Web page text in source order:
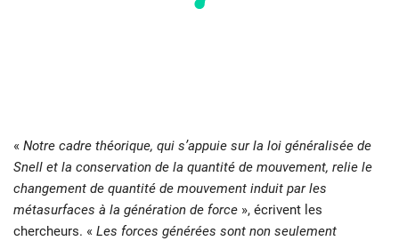
« Notre cadre théorique, qui s’appuie sur la loi généralisée de
Snell et la conservation de la quantité de mouvement, relie le
changement de quantité de mouvement induit par les
métasurfaces à la génération de force », écrivent les
chercheurs. « Les forces générées sont non seulement